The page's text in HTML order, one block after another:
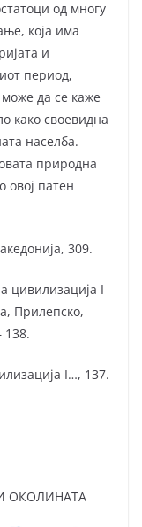
од многу
која има
и
период,
да се каже
како своевидна
населба.
природна
овој патен
309.
цивилизација I
Прилепско,
138.
I…, 137.
ОКОЛИНАТА